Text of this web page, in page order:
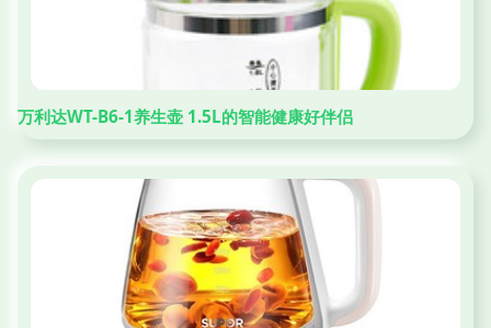
万利达WT-B6-1养生壶 1.5L的智能健康好伴侣